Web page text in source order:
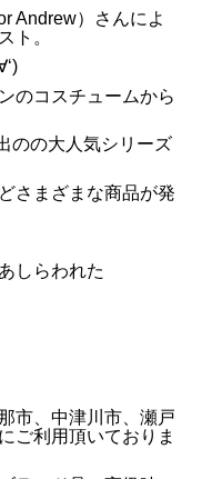
Andrew）さんによ
ト。
のコスチュームから
のの大人気シリーズ
さまざまな商品が発
しらわれた
市、中津川市、瀬戸
ご利用頂いておりま